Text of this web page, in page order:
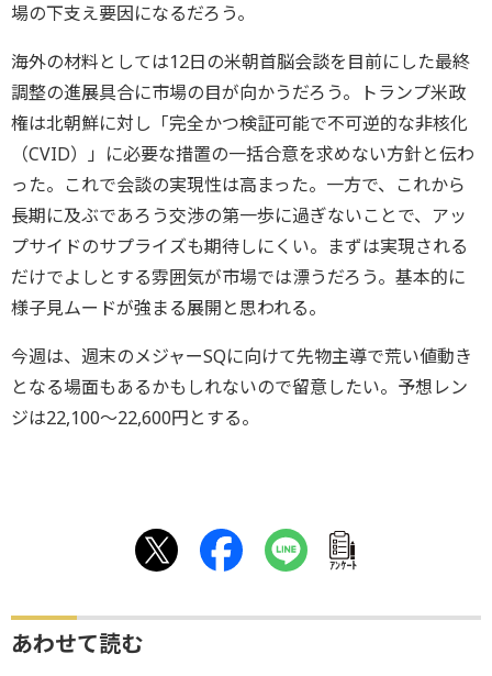
場の下支え要因になるだろう。
海外の材料としては12日の米朝首脳会談を目前にした最終
調整の進展具合に市場の目が向かうだろう。トランプ米政
権は北朝鮮に対し「完全かつ検証可能で不可逆的な非核化
（CVID）」に必要な措置の一括合意を求めない方針と伝わ
った。これで会談の実現性は高まった。一方で、これから
長期に及ぶであろう交渉の第一歩に過ぎないことで、アッ
プサイドのサプライズも期待しにくい。まずは実現される
だけでよしとする雰囲気が市場では漂うだろう。基本的に
様子見ムードが強まる展開と思われる。
今週は、週末のメジャーSQに向けて先物主導で荒い値動き
となる場面もあるかもしれないので留意したい。予想レン
ジは22,100～22,600円とする。
ｱﾝｹｰﾄ
あわせて読む